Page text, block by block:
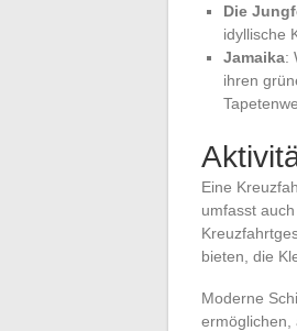
Die
idyllische
Jamaika:
ihren
Eine
umfasst
bieten, die
Moderne
ermöglichen,